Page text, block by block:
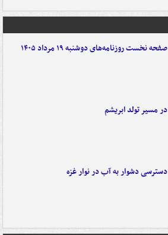
صفحه نخست روزنامه‌های دوشنبه ۱۹ مرداد ۱۴۰۵
در مسیر تولد ابریشم
دسترسی دشوار به آب در نوار غزه